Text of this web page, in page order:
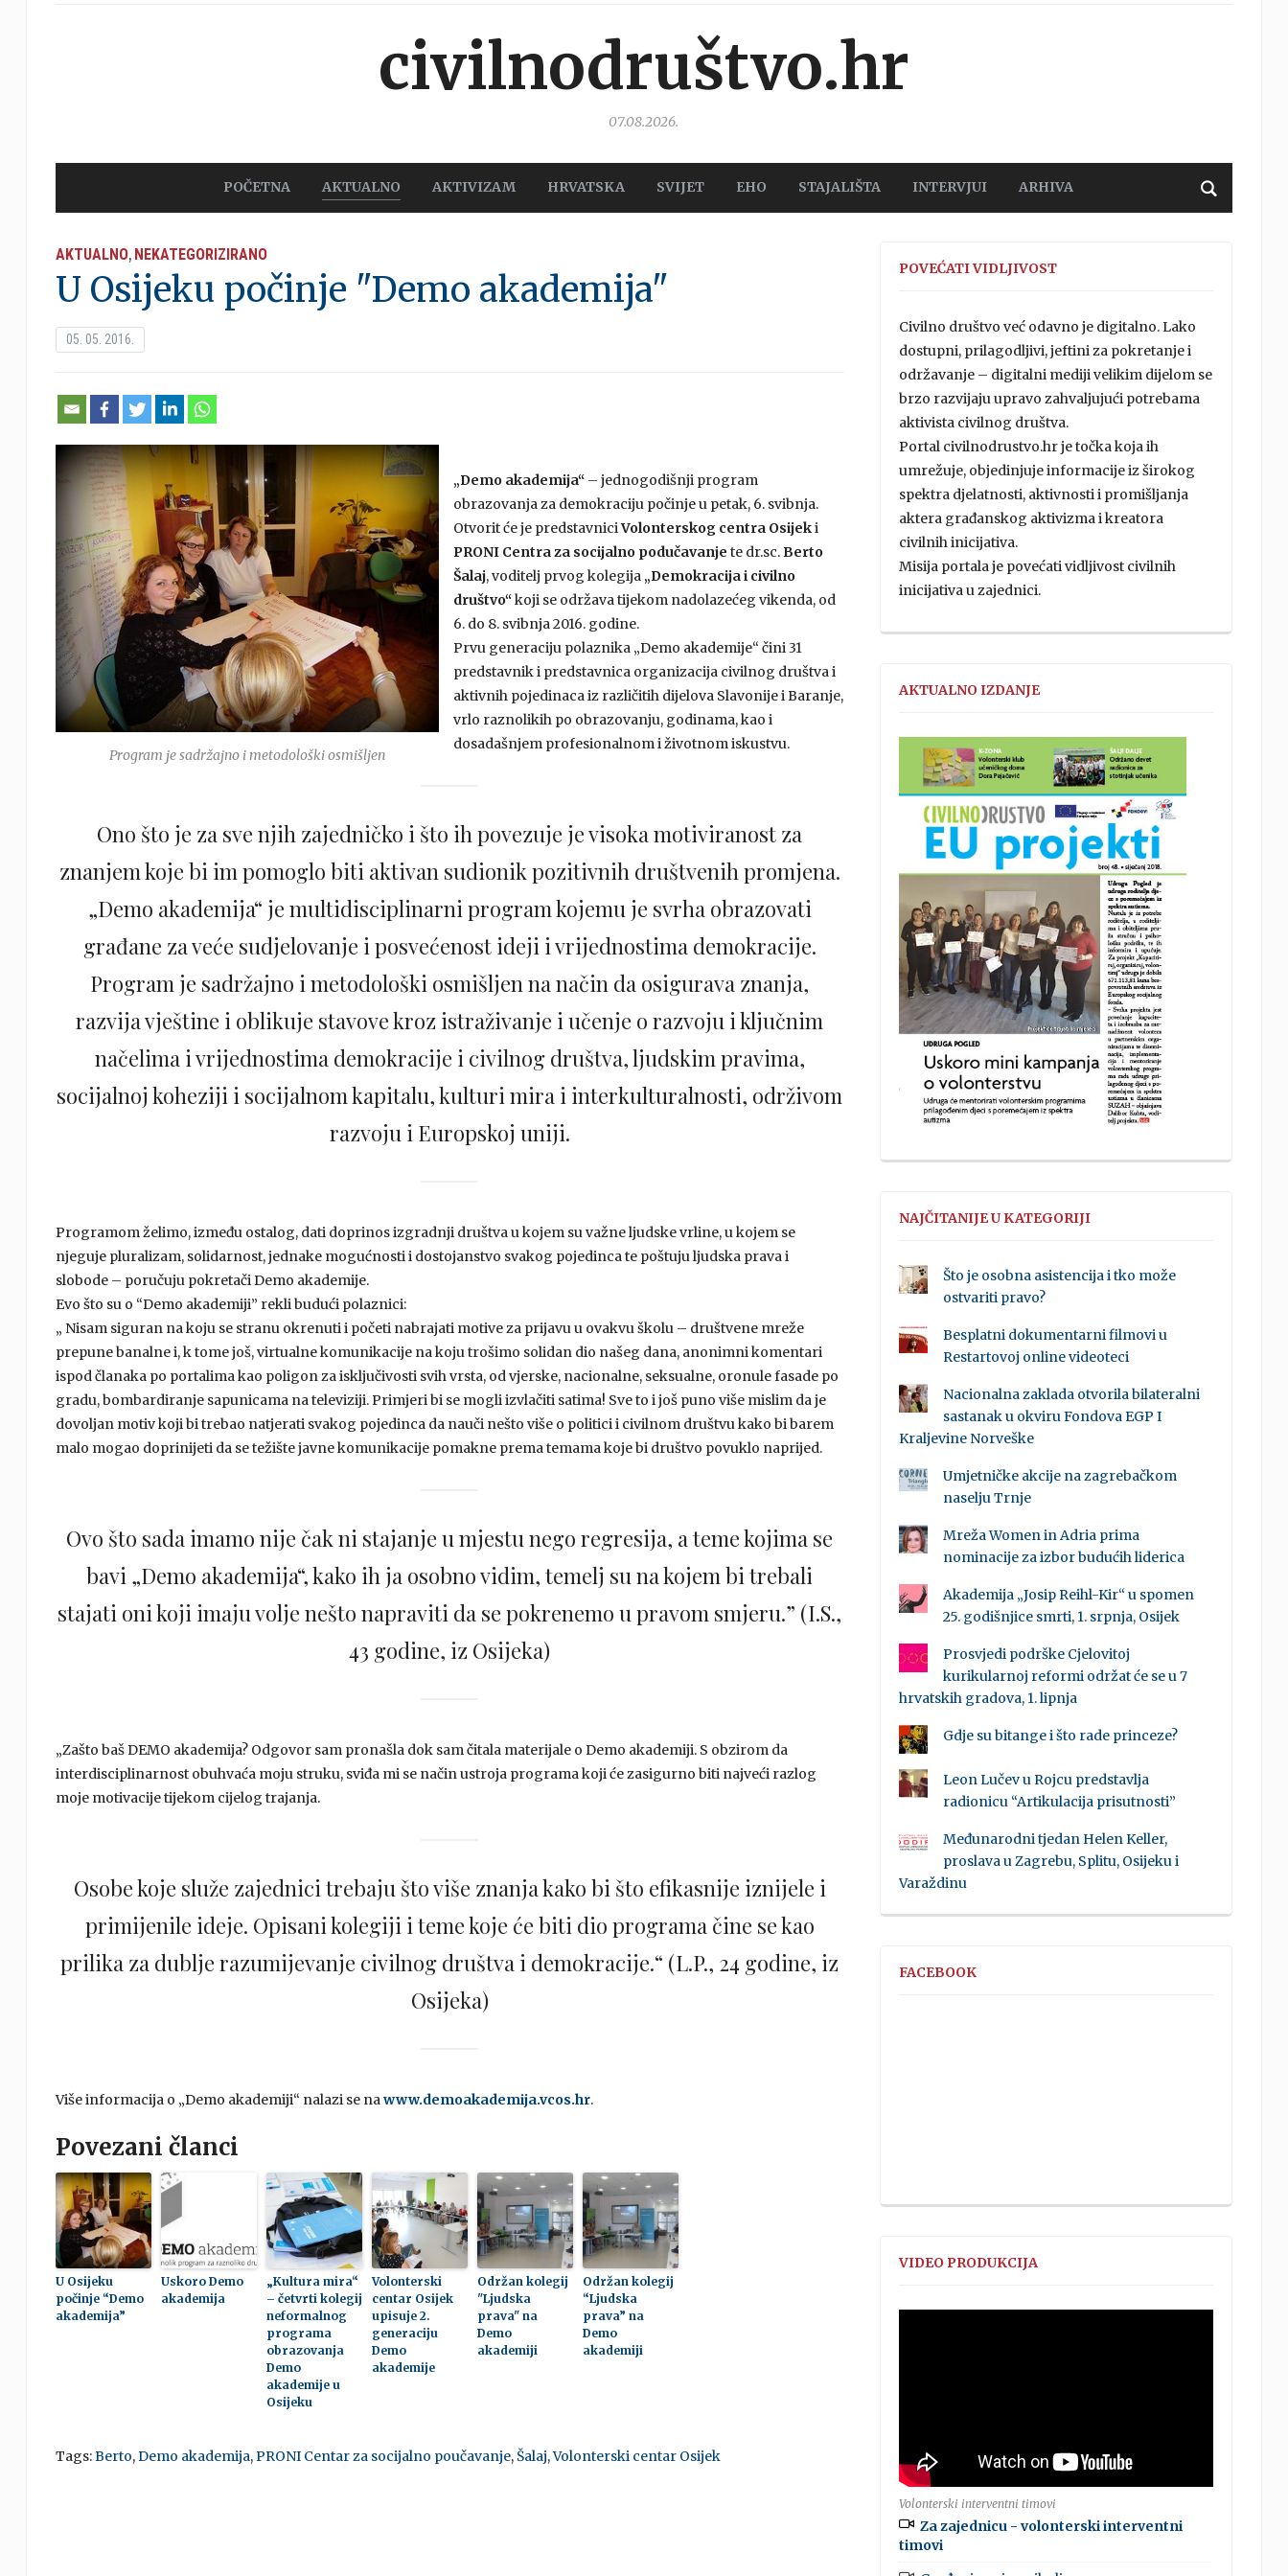
civilnodruštvo.hr
07.08.2026.
POČETNA AKTUALNO AKTIVIZAM HRVATSKA SVIJET EHO STAJALIŠTA INTERVJUI ARHIVA
AKTUALNO, NEKATEGORIZIRANO
U Osijeku počinje "Demo akademija"
05. 05. 2016.
Program je sadržajno i metodološki osmišljen
„Demo akademija“– jednogodišnji program
obrazovanja za demokraciju počinje u petak, 6. svibnja.
Otvorit će je predstavniciVolonterskog centra Osijeki
PRONI Centra za socijalno podučavanje te dr.sc.Berto
Šalaj, voditelj prvog kolegija „Demokracija i civilno
društvo“koji se održava tijekom nadolazećeg vikenda, od
6. do 8. svibnja 2016. godine.
Prvu generaciju polaznika „Demo akademije“ čini 31
predstavnik i predstavnica organizacija civilnog društva i
aktivnih pojedinaca iz različitih dijelova Slavonije i Baranje,
vrlo raznolikih po obrazovanju, godinama, kao i
dosadašnjem profesionalnom i životnom iskustvu.
Ono što je za sve njih zajedničko i što ih povezuje je visoka motiviranost za
znanjem koje bi im pomoglo biti aktivan sudionik pozitivnih društvenih promjena.
„Demo akademija“ je multidisciplinarni program kojemu je svrha obrazovati
građane za veće sudjelovanje i posvećenost ideji i vrijednostima demokracije.
Program je sadržajno i metodološki osmišljen na način da osigurava znanja,
razvija vještine i oblikuje stavove kroz istraživanje i učenje o razvoju i ključnim
načelima i vrijednostima demokracije i civilnog društva, ljudskim pravima,
socijalnoj koheziji i socijalnom kapitalu, kulturi mira i interkulturalnosti, održivom
razvoju i Europskoj uniji.
Programom želimo, između ostalog, dati doprinos izgradnji društva u kojem su važne ljudske vrline, u kojem se
njeguje pluralizam, solidarnost, jednake mogućnosti i dostojanstvo svakog pojedinca te poštuju ljudska prava i
slobode – poručuju pokretači Demo akademije.
Evo što su o “Demo akademiji” rekli budući polaznici:
„ Nisam siguran na koju se stranu okrenuti i početi nabrajati motive za prijavu u ovakvu školu – društvene mreže
prepune banalne i, k tome još, virtualne komunikacije na koju trošimo solidan dio našeg dana, anonimni komentari
ispod članaka po portalima kao poligon za isključivosti svih vrsta, od vjerske, nacionalne, seksualne, oronule fasade po
gradu, bombardiranje sapunicama na televiziji. Primjeri bi se mogli izvlačiti satima! Sve to i još puno više mislim da je
dovoljan motiv koji bi trebao natjerati svakog pojedinca da nauči nešto više o politici i civilnom društvu kako bi barem
malo mogao doprinijeti da se težište javne komunikacije pomakne prema temama koje bi društvo povuklo naprijed.
Ovo što sada imamo nije čak ni stajanje u mjestu nego regresija, a teme kojima se
bavi „Demo akademija“, kako ih ja osobno vidim, temelj su na kojem bi trebali
stajati oni koji imaju volje nešto napraviti da se pokrenemo u pravom smjeru.” (I.S.,
43 godine, iz Osijeka)
„Zašto baš DEMO akademija? Odgovor sam pronašla dok sam čitala materijale o Demo akademiji. S obzirom da
interdisciplinarnost obuhvaća moju struku, sviđa mi se način ustroja programa koji će zasigurno biti najveći razlog
moje motivacije tijekom cijelog trajanja.
Osobe koje služe zajednici trebaju što više znanja kako bi što efikasnije iznijele i
primijenile ideje. Opisani kolegiji i teme koje će biti dio programa čine se kao
prilika za dublje razumijevanje civilnog društva i demokracije.“ (L.P., 24 godine, iz
Osijeka)
Više informacija o „Demo akademiji“ nalazi se nawww.demoakademija.vcos.hr.
Povezani članci
U Osijeku
počinje “Demo
akademija”
Uskoro Demo
akademija
„Kultura mira“
– četvrti kolegij
neformalnog
programa
obrazovanja
Demo
akademije u
Osijeku
Volonterski
centar Osijek
upisuje 2.
generaciju
Demo
akademije
Održan kolegij
"Ljudska
prava" na
Demo
akademiji
Održan kolegij
“Ljudska
prava” na
Demo
akademiji
Tags:Berto,Demo akademija,PRONI Centar za socijalno poučavanje, Šalaj,Volonterski centar Osijek
POVEĆATI VIDLJIVOST
Civilno društvo već odavno je digitalno. Lako
dostupni, prilagodljivi, jeftini za pokretanje i
održavanje – digitalni mediji velikim dijelom se
brzo razvijaju upravo zahvaljujući potrebama
aktivista civilnog društva.
Portal civilnodrustvo.hr je točka koja ih
umrežuje, objedinjuje informacije iz širokog
spektra djelatnosti, aktivnosti i promišljanja
aktera građanskog aktivizma i kreatora
civilnih inicijativa.
Misija portala je povećati vidljivost civilnih
inicijativa u zajednici.
AKTUALNO IZDANJE
NAJČITANIJE U KATEGORIJI
Što je osobna asistencija i tko može
ostvariti pravo?
Besplatni dokumentarni filmovi u
Restartovoj online videoteci
Nacionalna zaklada otvorila bilateralni
sastanak u okviru Fondova EGP I
Kraljevine Norveške
Umjetničke akcije na zagrebačkom
naselju Trnje
Mreža Women in Adria prima
nominacije za izbor budućih liderica
Akademija „Josip Reihl-Kir“ u spomen
25. godišnjice smrti, 1. srpnja, Osijek
Prosvjedi podrške Cjelovitoj
kurikularnoj reformi održat će se u 7
hrvatskih gradova, 1. lipnja
Gdje su bitange i što rade princeze?
Leon Lučev u Rojcu predstavlja
radionicu “Artikulacija prisutnosti”
Međunarodni tjedan Helen Keller,
proslava u Zagrebu, Splitu, Osijeku i
Varaždinu
FACEBOOK
VIDEO PRODUKCIJA
Volonterski interventni timovi
Za zajednicu - volonterski interventni
timovi